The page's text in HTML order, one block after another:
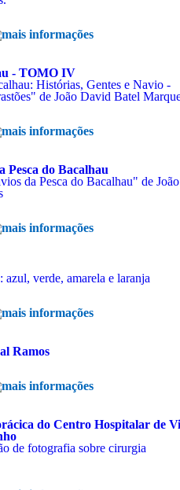
- TOMO IV
Histórias, Gentes e Navio -
de João David Batel
Pesca do Bacalhau
da Pesca do Bacalhau" de João
verde, amarela e laranja
Ramos
do Centro Hospitalar de
de fotografia sobre cirurgia